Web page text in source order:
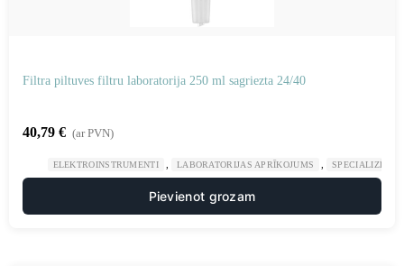
Filtra piltuves filtru laboratorija 250 ml sagriezta 24/40
40,79 € (ar PVN)
ELEKTROINSTRUMENTI LABORATORIJAS APRĪKOJUMS
Pievienot grozam